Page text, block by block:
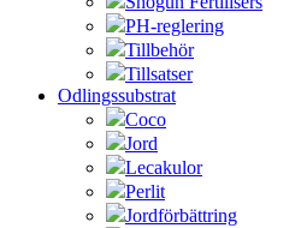
PH-reglering
Tillbehör
Tillsatser
Odlingssubstrat
Coco
Jord
Lecakulor
Perlit
Jordförbättring